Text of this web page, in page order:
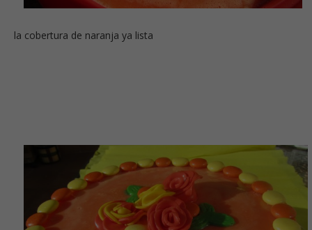
la cobertura de naranja ya lista